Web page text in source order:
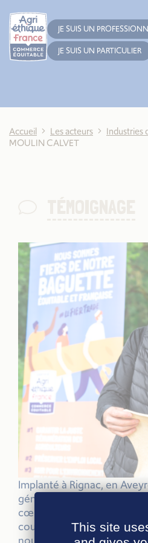
JE SUIS UN
JE SUIS UN PARTICULIER
Accueil Les acteurs
Industries
MOULIN CALVET
Implanté à Rignac, en
générations, Moulin
cœur de soutenir
courts. Rejoindre le label
This site